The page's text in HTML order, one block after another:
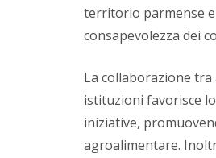
territorio parmense
consapevolezza dei
La collaborazione
istituzioni favorisce
iniziative,
agroalimentare.